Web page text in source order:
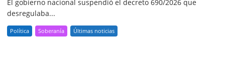
El gobierno nacional suspendió el decreto 690/2026 que
desregulaba...
Política Soberanía Últimas noticias